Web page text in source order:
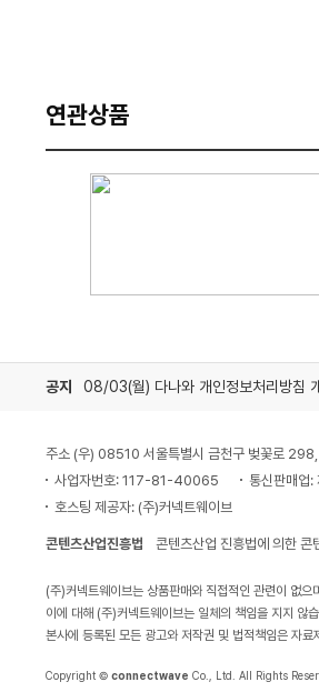
연관상품
공지
주소 (우) 08510 서울특별시 금천구 벚꽃로
사업자번호: 117-81-40065
통신판매
호스팅 제공자: (주)커넥트웨이브
콘텐츠산업진흥법 콘텐츠산업 진흥법에 의한 콘
(주)커넥트웨이브는 상품판매와 직접적인 관련이 없
이에 대해 (주)커넥트웨이브는 일체의 책임을 지지 않
본사에 등록된 모든 광고와 저작권 및 법적책임은 자
Copyright © connectwave Co., Ltd. All Rights